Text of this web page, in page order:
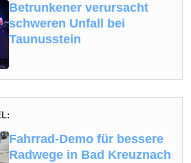
Betrunkener verursacht
schweren Unfall bei
Taunusstein
Fahrrad-Demo für bessere
Radwege in Bad Kreuznach